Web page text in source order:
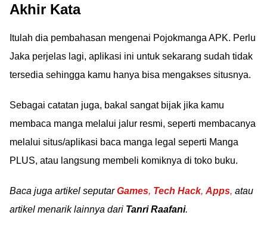
Akhir Kata
Itulah dia pembahasan mengenai Pojokmanga APK. Perlu
Jaka perjelas lagi, aplikasi ini untuk sekarang sudah tidak
tersedia sehingga kamu hanya bisa mengakses situsnya.
Sebagai catatan juga, bakal sangat bijak jika kamu
membaca manga melalui jalur resmi, seperti membacanya
melalui situs/aplikasi baca manga legal seperti Manga
PLUS, atau langsung membeli komiknya di toko buku.
Baca juga artikel seputarGames, Tech Hack, Apps, atau
artikel menarik lainnya dari Tanri Raafani.